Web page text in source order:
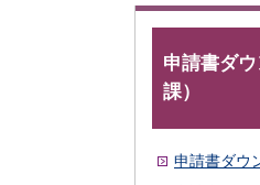
申請書ダ
課）
申請書ダウ